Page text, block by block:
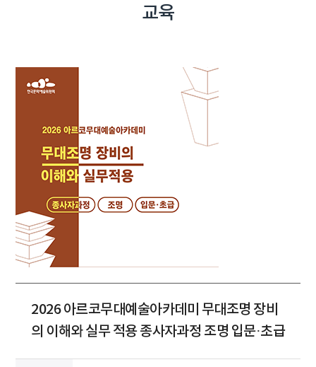
교육
2026 아르코무대예술아카데미 무대조명 장비
의 이해와 실무 적용 종사자과정 조명 입문·초급